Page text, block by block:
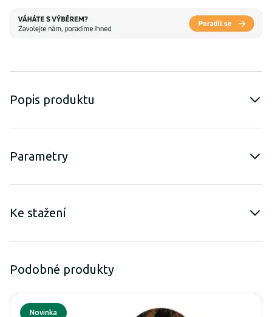
Popis produktu
Parametry
Ke stažení
Podobné produkty
Novinka